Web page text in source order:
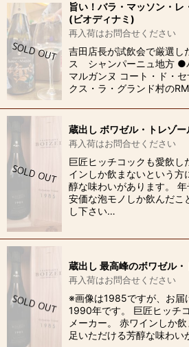
旨い！バラ・マッソン・
(ビオディナミ)
再入荷はお問合せください
吉田店長が試飲会で厳選し
ス シャンパーニュ地方 ●
マルガンヌ コート・ド・
クス・ラ・グランド村の
蔵出し ボワゼル・トレゾ
再入荷はお問合せください
巨匠ヒッチコックも愛飲し
インしか飲まないという方
醇な味わいがあります。
安価な泡モノしか飲んだこ
し下さい…
蔵出し 最高峰のボワゼル
再入荷はお問合せください
※画像は1985ですが、お届
1990年です。 巨匠ヒッチ
メーカー。 赤ワインしか
足いただける芳醇な味わ